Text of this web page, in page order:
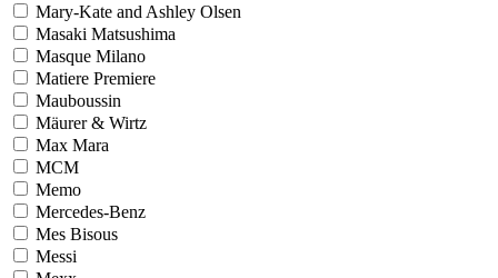
Mary-Kate and Ashley Olsen
Masaki Matsushima
Masque Milano
Matiere Premiere
Mauboussin
Mäurer & Wirtz
Max Mara
MCM
Memo
Mercedes-Benz
Mes Bisous
Messi